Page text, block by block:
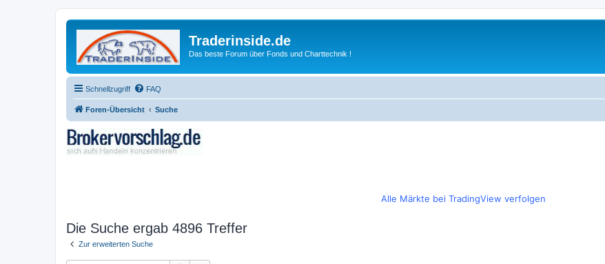
Traderinside.de
Das beste Forum über Fonds und Charttechnik !
Schnellzugriff FAQ
Foren-Übersicht Suche
Alle Märkte bei TradingView verfolgen
Die Suche ergab 4896 Treffer
Zur erweiterten Suche